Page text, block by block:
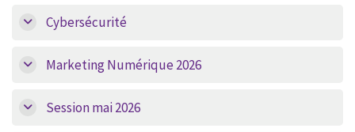
Cybersécurité
Marketing Numérique 2026
Session mai 2026